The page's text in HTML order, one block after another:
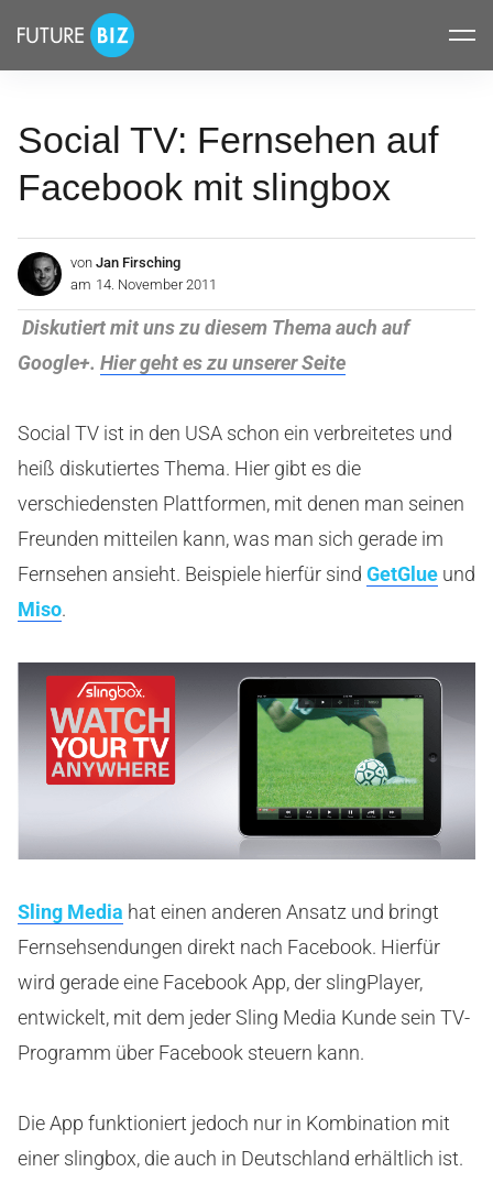
überspringen
FUTUREBIZ
Social TV: Fernsehen auf
Facebook mit slingbox
von Jan Firsching
am 14. November 2011
Diskutiert mit uns zu diesem Thema auch auf
Google+. Hier geht es zu unserer Seite
Social TV ist in den USA schon ein verbreitetes und
heiß diskutiertes Thema. Hier gibt es die
verschiedensten Plattformen, mit denen man seinen
Freunden mitteilen kann, was man sich gerade im
Fernsehen ansieht. Beispiele hierfür sind GetGlue und
Miso.
Sling Media hat einen anderen Ansatz und bringt
Fernsehsendungen direkt nach Facebook. Hierfür
wird gerade eine Facebook App, der slingPlayer,
entwickelt, mit dem jeder Sling Media Kunde sein TV-
Programm über Facebook steuern kann.
Die App funktioniert jedoch nur in Kombination mit
einer slingbox, die auch in Deutschland erhältlich ist.